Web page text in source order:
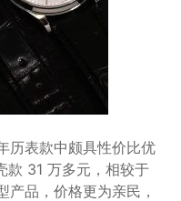
历表款中颇具性价比优
款 31 万多元，相较于
品，价格更为亲民，